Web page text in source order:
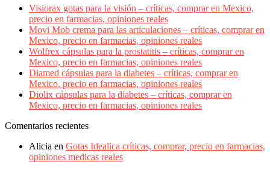
Visiorax gotas para la visión – críticas, comprar en Mexico,
precio en farmacias, opiniones reales
Movi Mob crema para las articulaciones – críticas, comprar en
Mexico, precio en farmacias, opiniones reales
Wolfrex cápsulas para la prostatitis – críticas, comprar en
Mexico, precio en farmacias, opiniones reales
Diamed cápsulas para la diabetes – críticas, comprar en
Mexico, precio en farmacias, opiniones reales
Diolix cápsulas para la diabetes – críticas, comprar en
Mexico, precio en farmacias, opiniones reales
Comentarios recientes
Alicia en Gotas Idealica críticas, comprar, precio en farmacias,
opiniones medicas reales